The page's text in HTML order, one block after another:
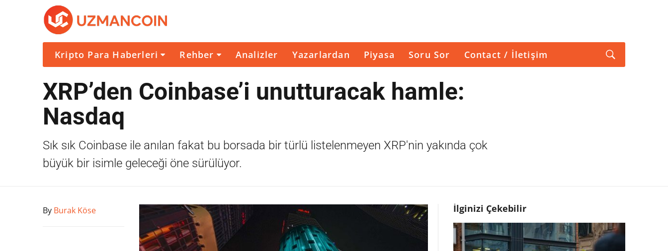
Kripto Para Haberleri Rehber Analizler Yazarlardan Piyasa Soru Sor Contact / İletişim
XRP’den Coinbase’i unutturacak hamle:
Nasdaq
Sık sık Coinbase ile anılan fakat bu borsada bir türlü listelenmeyen XRP'nin yakında çok
büyük bir isimle geleceği öne sürülüyor.
By Burak Köse İlginizi Çekebilir